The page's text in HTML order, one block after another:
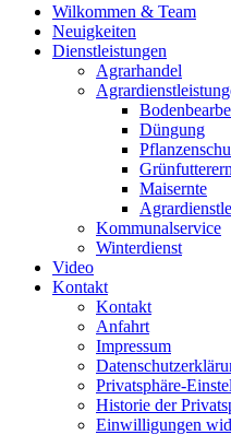
Wilkommen & Team
Neuigkeiten
Dienstleistungen
Agrarhandel
Düngung
Maisernte
Kommunalservice
Winterdienst
Video
Kontakt
Kontakt
Anfahrt
Impressum
Privatsphäre-
Historie der
Einwilligungen